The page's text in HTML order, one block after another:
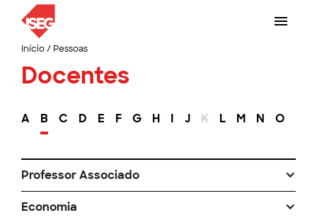
Início/ Pessoas
Docentes
A B C D E F G H I J K L M N O
Professor Associado
Economia